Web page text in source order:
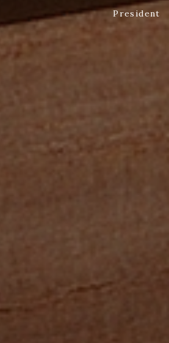
President